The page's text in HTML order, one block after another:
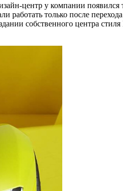
центр у компании
работать только после
собственного центра